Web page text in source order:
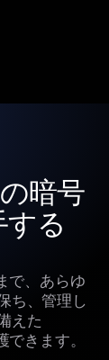
暗号
る
で、あらゆ
ち、管理し
えた
きます。